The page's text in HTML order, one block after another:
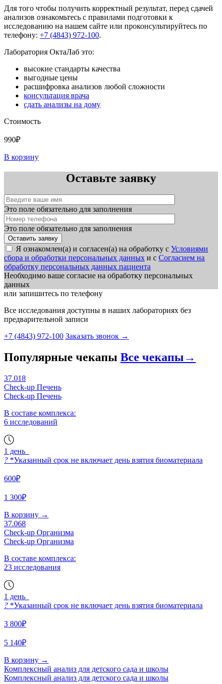
Для того чтобы получить корректный результат, перед сдачей
анализов ознакомьтесь с правилами подготовки к
исследованию на нашем сайте или проконсультируйтесь по
телефону: +7 (4843) 972-100.
Лаборатория ОктаЛаб это:
высокие стандарты качества
выгодные цены
расшифровка анализов любой сложности
консультация врача
сдать анализы на дому
Стоимость
990₽
В корзину
Оставьте заявку
Это поле обязательно для заполнения
Это поле обязательно для заполнения
Я ознакомлен(а) и согласен(а) на обработку с Условиями
сбора и обработки персональных данных и с Согласием на
обработку персональных данных пациента
Необходимо ваше согласие на обработку персональных
данных
или запишитесь по телефону
Все исследования доступны в наших лабораториях без
предварительной записи
+7 (4843) 972-100 Заказать звонок →
Популярные чекапы Все чекапы→
37.018
Check-up Печень
Check-up Печень
В составе комплекса:
6 исследований
1 день
? *Указанный срок не включает день взятия биоматериала
600₽
1 300₽
В корзину →
37.068
Check-up Организма
Check-up Организма
В составе комплекса:
23 исследования
1 день
? *Указанный срок не включает день взятия биоматериала
3 800₽
5 140₽
В корзину →
Комплексный анализ для детского сада и школы
Комплексный анализ для детского сада и школы